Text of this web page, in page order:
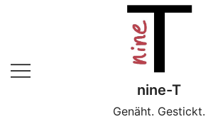
nine-T
Genäht. Gestickt.